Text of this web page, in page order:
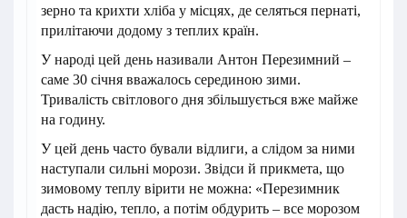
зерно та крихти хліба у місцях, де селяться пернаті,
прилітаючи додому з теплих країн.
У народі цей день називали Антон Перезимний –
саме 30 січня вважалось серединою зими.
Тривалість світлового дня збільшується вже майже
на годину.
У цей день часто бували відлиги, а слідом за ними
наступали сильні морози. Звідси й прикмета, що
зимовому теплу вірити не можна: «Перезимник
дасть надію, тепло, а потім обдурить – все морозом